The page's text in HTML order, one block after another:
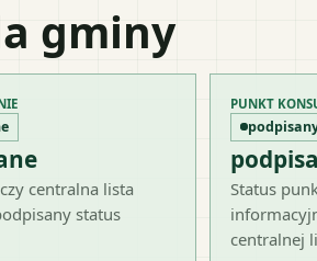
gminy
centralna lista
status
PUNKT
Status
centralnej